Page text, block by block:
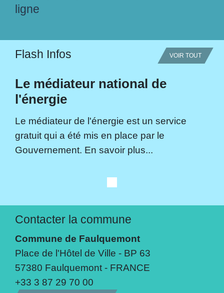
ligne
Flash Infos VOIR TOUT
Le médiateur national de
l'énergie
Le médiateur de l'énergie est un service
gratuit qui a été mis en place par le
Gouvernement. En savoir plus...
Contacter la commune
Commune de Faulquemont
Place de l'Hôtel de Ville - BP 63
57380 Faulquemont - FRANCE
+33 3 87 29 70 00